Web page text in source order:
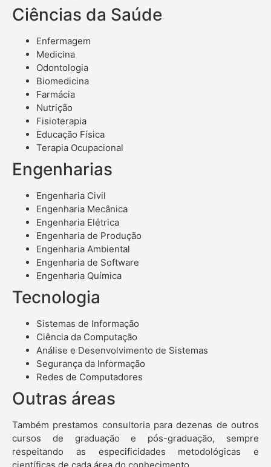
Ciências da Saúde
Enfermagem
Medicina
Odontologia
Biomedicina
Farmácia
Nutrição
Fisioterapia
Educação Física
Terapia Ocupacional
Engenharias
Engenharia Civil
Engenharia Mecânica
Engenharia Elétrica
Engenharia de Produção
Engenharia Ambiental
Engenharia de Software
Engenharia Química
Tecnologia
Sistemas de Informação
Ciência da Computação
Análise e Desenvolvimento de Sistemas
Segurança da Informação
Redes de Computadores
Outras áreas
Também prestamos consultoria para dezenas de outros
cursos de graduação e pós-graduação, sempre
respeitando as especificidades metodológicas e